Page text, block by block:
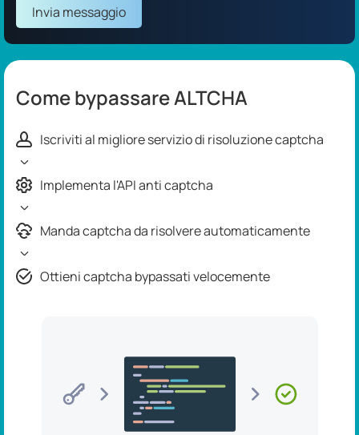
Invia messaggio
Come bypassare ALTCHA
Iscriviti al migliore servizio di risoluzione captcha
Implementa l'API anti captcha
Manda captcha da risolvere automaticamente
Ottieni captcha bypassati velocemente